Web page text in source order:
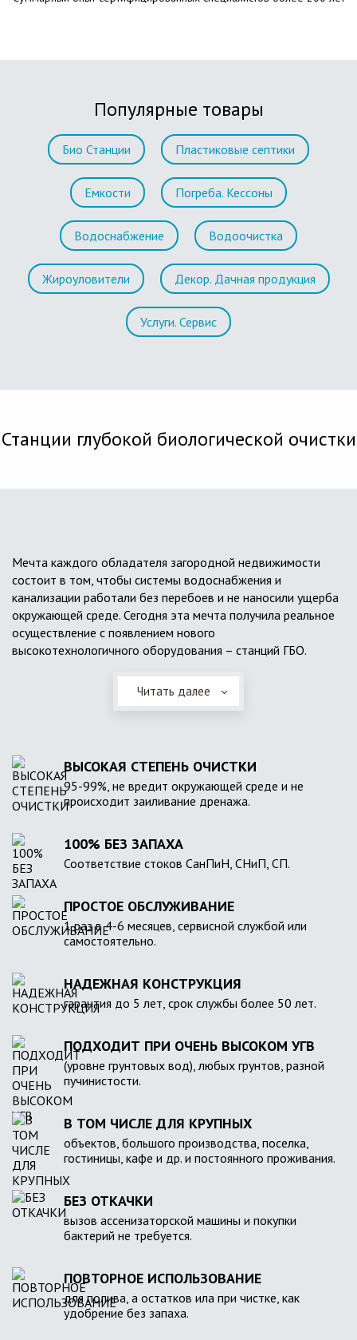
Популярные товары
Био Станции Пластиковые септики
Емкости Погреба. Кессоны
Водоснабжение Водоочистка
Жироуловители Декор. Дачная продукция
Услуги. Сервис
Станции глубокой биологической очистки
Мечта каждого обладателя загородной недвижимости
состоит в том, чтобы системы водоснабжения и
канализации работали без перебоев и не наносили ущерба
окружающей среде. Сегодня эта мечта получила реальное
осуществление с появлением нового
высокотехнологичного оборудования – станций ГБО.
Читать далее
ВЫСОКАЯ СТЕПЕНЬ ОЧИСТКИ
95-99%, не вредит окружающей среде и не
происходит заиливание дренажа.
100% БЕЗ ЗАПАХА
Соответствие стоков СанПиН, СНиП, СП.
ПРОСТОЕ ОБСЛУЖИВАНИЕ
1 раз в 4-6 месяцев, сервисной службой или
самостоятельно.
НАДЕЖНАЯ КОНСТРУКЦИЯ
гарантия до 5 лет, срок службы более 50 лет.
ПОДХОДИТ ПРИ ОЧЕНЬ ВЫСОКОМ УГВ
(уровне грунтовых вод), любых грунтов, разной
пучинистости.
В ТОМ ЧИСЛЕ ДЛЯ КРУПНЫХ
объектов, большого производства, поселка,
гостиницы, кафе и др. и постоянного проживания.
БЕЗ ОТКАЧКИ
вызов ассенизаторской машины и покупки
бактерий не требуется.
ПОВТОРНОЕ ИСПОЛЬЗОВАНИЕ
для полива, а остатков ила при чистке, как
удобрение без запаха.